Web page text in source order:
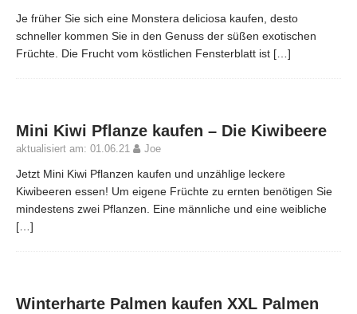
Je früher Sie sich eine Monstera deliciosa kaufen, desto
schneller kommen Sie in den Genuss der süßen exotischen
Früchte. Die Frucht vom köstlichen Fensterblatt ist […]
Mini Kiwi Pflanze kaufen – Die Kiwibeere
aktualisiert am: 01.06.21 Joe
Jetzt Mini Kiwi Pflanzen kaufen und unzählige leckere
Kiwibeeren essen! Um eigene Früchte zu ernten benötigen Sie
mindestens zwei Pflanzen. Eine männliche und eine weibliche
[…]
Winterharte Palmen kaufen XXL Palmen